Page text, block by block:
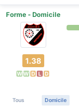
Forme - Domicile
1.38
W W D L D
Tous Domicile